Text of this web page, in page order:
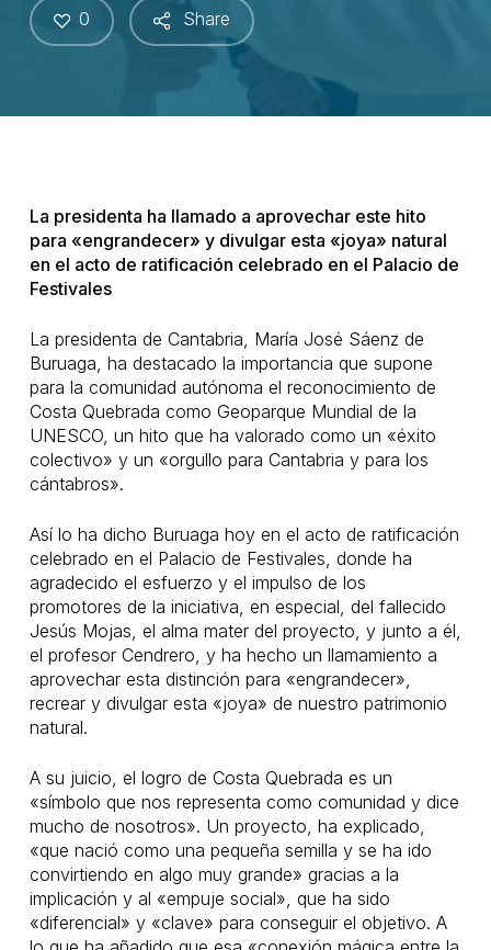
Share
0
La presidenta ha llamado a aprovechar este hito
para «engrandecer» y divulgar esta «joya» natural
en el acto de ratificación celebrado en el Palacio de
Festivales
La presidenta de Cantabria, María José Sáenz de
Buruaga, ha destacado la importancia que supone
para la comunidad autónoma el reconocimiento de
Costa Quebrada como Geoparque Mundial de la
UNESCO, un hito que ha valorado como un «éxito
colectivo» y un «orgullo para Cantabria y para los
cántabros».
Así lo ha dicho Buruaga hoy en el acto de ratificación
celebrado en el Palacio de Festivales, donde ha
agradecido el esfuerzo y el impulso de los
promotores de la iniciativa, en especial, del fallecido
Jesús Mojas, el alma mater del proyecto, y junto a él,
el profesor Cendrero, y ha hecho un llamamiento a
aprovechar esta distinción para «engrandecer»,
recrear y divulgar esta «joya» de nuestro patrimonio
natural.
A su juicio, el logro de Costa Quebrada es un
«símbolo que nos representa como comunidad y dice
mucho de nosotros». Un proyecto, ha explicado,
«que nació como una pequeña semilla y se ha ido
convirtiendo en algo muy grande» gracias a la
implicación y al «empuje social», que ha sido
«diferencial» y «clave» para conseguir el objetivo. A